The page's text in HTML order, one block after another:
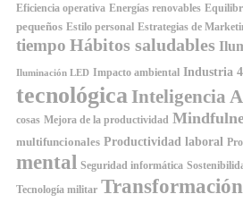
Eficiencia operativa Energías renovables
pequeños Estilo personal Estrategias de
tiempo Hábitos saludables
Iluminación LED Impacto ambiental Industria
tecnológica Inteligencia
cosas Mejora de la productividad
multifuncionales Productividad laboral
mental Seguridad informática
Tecnología militar